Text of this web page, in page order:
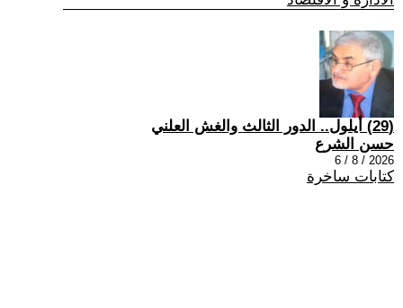
(29) أيلول.. الدور الثالث والغش العلني
حسن الشرع
2026 / 8 / 6
كتابات ساخرة